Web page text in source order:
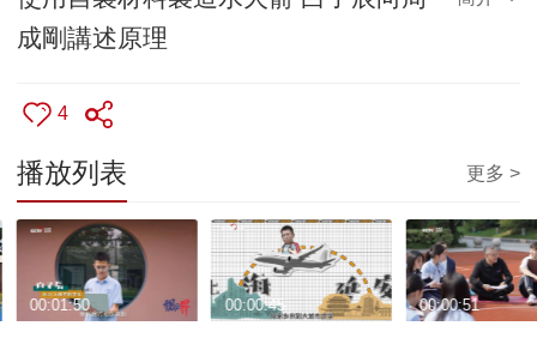
成剛講述原理
4
播放列表 更多 >
00:01:50 00:00:45 00:00:51